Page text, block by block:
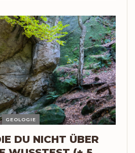
GEOLOGIE
DU NICHT ÜBER